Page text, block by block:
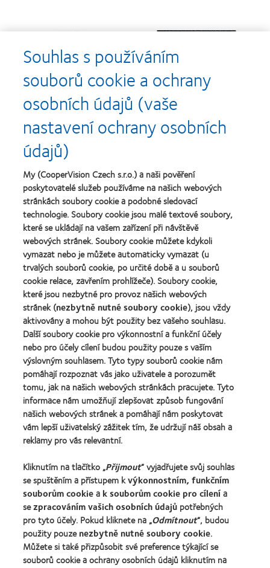
Learn
more
about
Cena
Silmo
d’Or
za
nejlepší
výrobek
pro
čočky
MyDay™
(2013)
Learn
about
Kontaktní
čočky
roku
(2013)
Learn
more
about
Nejlepší
společnosti
pro
vedoucí
pracovníky
roku
2012
a
2010
(2012)
Learn
more
about
závod
roku
2011
(2011)
Learn
more
about
Cena
Wealth
of
health
2011
(2011)
Learn
more
about
Cena
ODMA
2011
(2011)
Learn
more
about
Cena
REBRAND
100®
Global
Award
za
rok
2012
(2012)
Naše produkty
Technologie kontaktních čoček
Najděte ty pravé čočky pro vás
Kontaktní čočky a zrak
Nový uživatel
Zkušený uživatel
Blog
O společnosti CooperVision
Kariéra v CooperVision
Souhlas s používáním
souborů cookie a ochrany
osobních údajů (vaše
nastavení ochrany osobních
údajů)
My (CooperVision Czech s.r.o.) a naši pověření
poskytovatelé služeb používáme na našich webových
stránkách soubory cookie a podobné sledovací
technologie. Soubory cookie jsou malé textové soubory,
které se ukládají na vašem zařízení při návštěvě
webových stránek. Soubory cookie můžete kdykoli
vymazat nebo je můžete automaticky vymazat (u
trvalých souborů cookie, po určité době a u souborů
cookie relace, zavřením prohlížeče). Soubory cookie,
které jsou nezbytné pro provoz našich webových
stránek (nezbytně nutné soubory cookie), jsou vždy
aktivovány a mohou být použity bez vašeho souhlasu.
Další soubory cookie pro výkonnostní a funkční účely
nebo pro účely cílení budou použity pouze s vaším
výslovným souhlasem. Tyto typy souborů cookie nám
pomáhají rozpoznat vás jako uživatele a porozumět
tomu, jak na našich webových stránkách pracujete. Tyto
informace nám umožňují zlepšovat způsob fungování
našich webových stránek a pomáhají nám poskytovat
vám lepší uživatelský zážitek tím, že udržují náš obsah a
reklamy pro vás relevantní.
Kliknutím na tlačítko „Přijmout“ vyjadřujete svůj souhlas
se spuštěním a přístupem kvýkonnostním, funkčním
souborům cookiea k souborům cookie pro cílenía
sezpracováním vašich osobních údajů potřebných
pro tyto účely. Pokud kliknete na „Odmítnout“, budou
použity pouzenezbytně nutné soubory cookie.
Můžete si také přizpůsobit své preference týkající se
souborů cookie a ochrany osobních údajů kliknutím na